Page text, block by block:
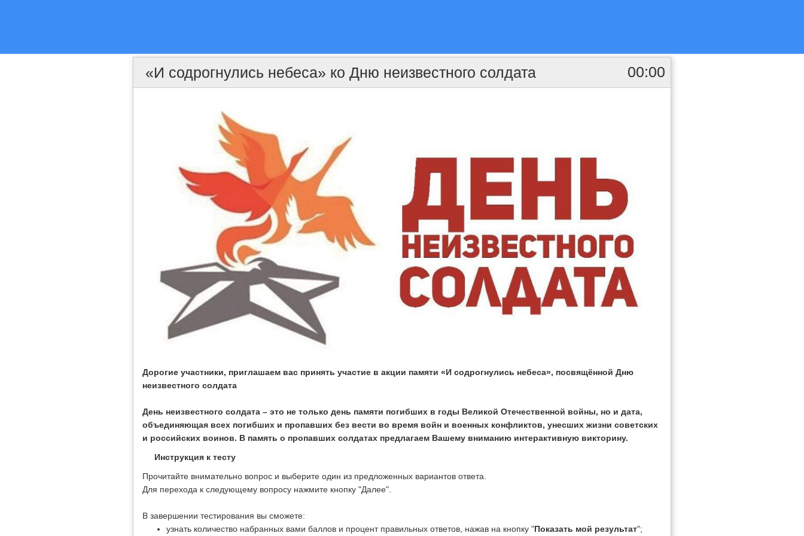
00:00
«И содрогнулись небеса» ко Дню неизвестного солдата
Дорогие участники, приглашаем вас принять участие в акции памяти «И содрогнулись небеса», посвящённой Дню
неизвестного солдата
День неизвестного солдата – это не только день памяти погибших в годы Великой Отечественной войны, но и дата,
объединяющая всех погибших и пропавших без вести во время войн и военных конфликтов, унесших жизни советских
и российских воинов. В память о пропавших солдатах предлагаем Вашему вниманию интерактивную викторину.
Инструкция к тесту
Прочитайте внимательно вопрос и выберите один из предложенных вариантов ответа.
Для перехода к следующему вопросу нажмите кнопку "Далее".
В завершении тестирования вы сможете:
узнать количество набранных вами баллов и процент правильных ответов, нажав на кнопку "Показать мой результат";